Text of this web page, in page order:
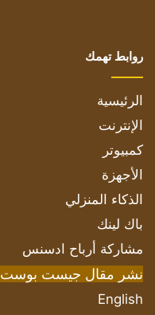
روابط تهمك
الرئيسية
الإنترنت
كمبيوتر
الأجهزة
الذكاء المنزلي
باك لينك
مشاركة أرباح ادسنس
نشر مقال جيست بوست
English